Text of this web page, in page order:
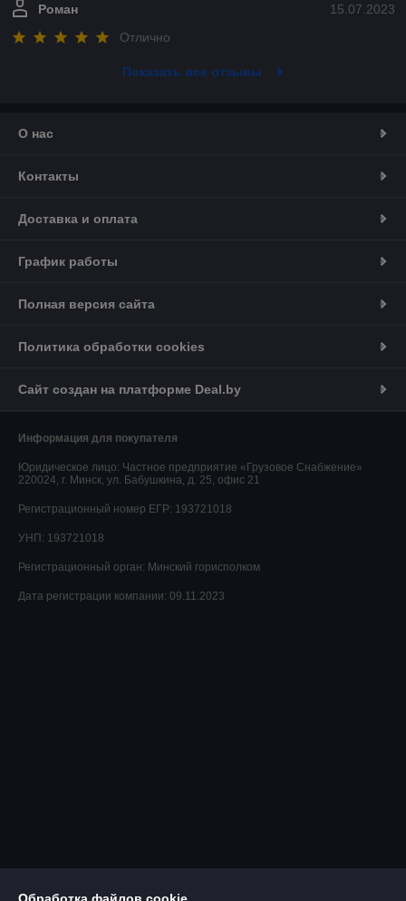
15.07.2023
Роман
Отлично
Показать все отзывы
О нас
Контакты
Доставка и оплата
График работы
Полная версия сайта
Политика обработки cookies
Сайт создан на платформе Deal.by
Информация для покупателя
Юридическое лицо: Частное предприятие «Грузовое Снабжение»
220024, г. Минск, ул. Бабушкина, д. 25, офис 21
Регистрационный номер ЕГР: 193721018
УНП: 193721018
Регистрационный орган: Минский горисполком
Дата регистрации компании: 09.11.2023